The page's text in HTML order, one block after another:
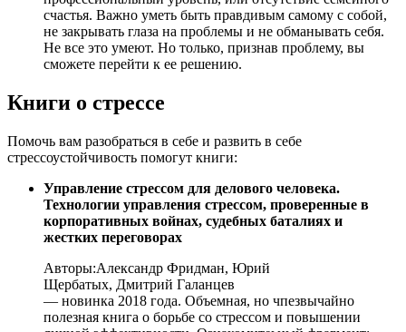
счастья. Важно уметь быть правдивым самому с собой,
не закрывать глаза на проблемы и не обманывать себя.
Не все это умеют. Но только, признав проблему, вы
сможете перейти к ее решению.
Книги о стрессе
Помочь вам разобраться в себе и развить в себе
стрессоустойчивость помогут книги:
Управление стрессом для делового человека.
Технологии управления стрессом, проверенные в
корпоративных войнах, судебных баталиях и
жестких переговорах
Авторы:Александр Фридман, Юрий
Щербатых, Дмитрий Галанцев
— новинка 2018 года. Объемная, но чпезвычайно
полезная книга о борьбе со стрессом и повышении